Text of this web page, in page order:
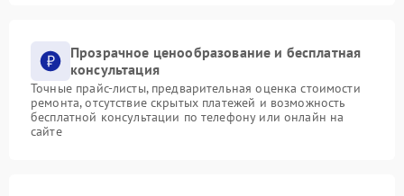
Прозрачное ценообразование и бесплатная
консультация
Точные прайс-листы, предварительная оценка стоимости
ремонта, отсутствие скрытых платежей и возможность
бесплатной консультации по телефону или онлайн на
сайте